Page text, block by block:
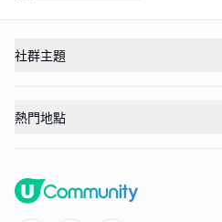
社群主題
熱門地點